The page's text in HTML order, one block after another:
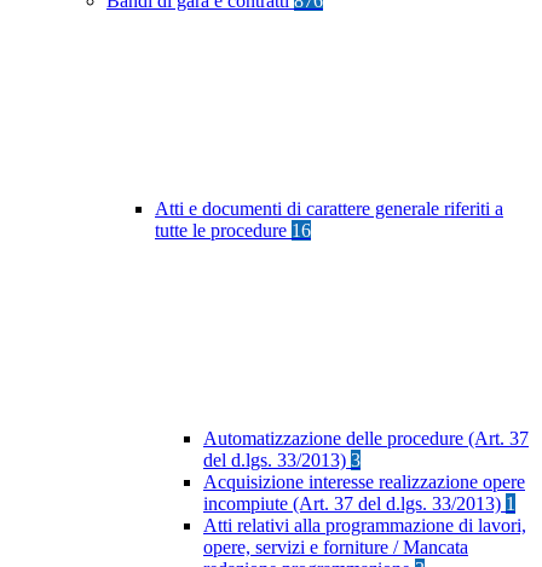
Atti e documenti di carattere generale riferiti a
tutte le procedure 16
Automatizzazione delle procedure (Art. 37
del d.lgs. 33/2013) 3
Acquisizione interesse realizzazione opere
incompiute (Art. 37 del d.lgs. 33/2013) 1
Atti relativi alla programmazione di lavori,
opere, servizi e forniture / Mancata